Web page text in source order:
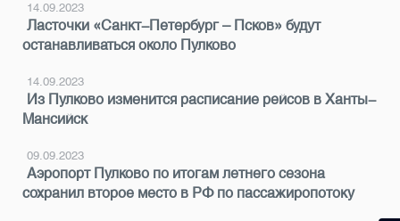
14.09.2023
Ласточки «Санкт-Петербург – Псков» будут
останавливаться около Пулково
14.09.2023
Из Пулково изменится расписание рейсов в Ханты-
Мансийск
09.09.2023
Аэропорт Пулково по итогам летнего сезона
сохранил второе место в РФ по пассажиропотоку